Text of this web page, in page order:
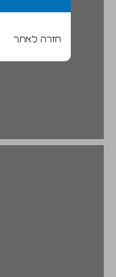
חזרה לאתר